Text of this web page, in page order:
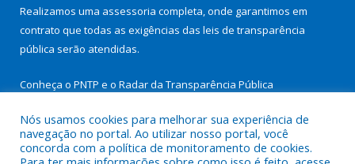
Realizamos uma assessoria completa, onde garantimos em
contrato que todas as exigências das leis de transparência
pública serão atendidas.
Conheça o PNTP e o Radar da Transparência Pública
Nós usamos cookies para melhorar sua experiência de
navegação no portal. Ao utilizar nosso portal, você
concorda com a política de monitoramento de cookies.